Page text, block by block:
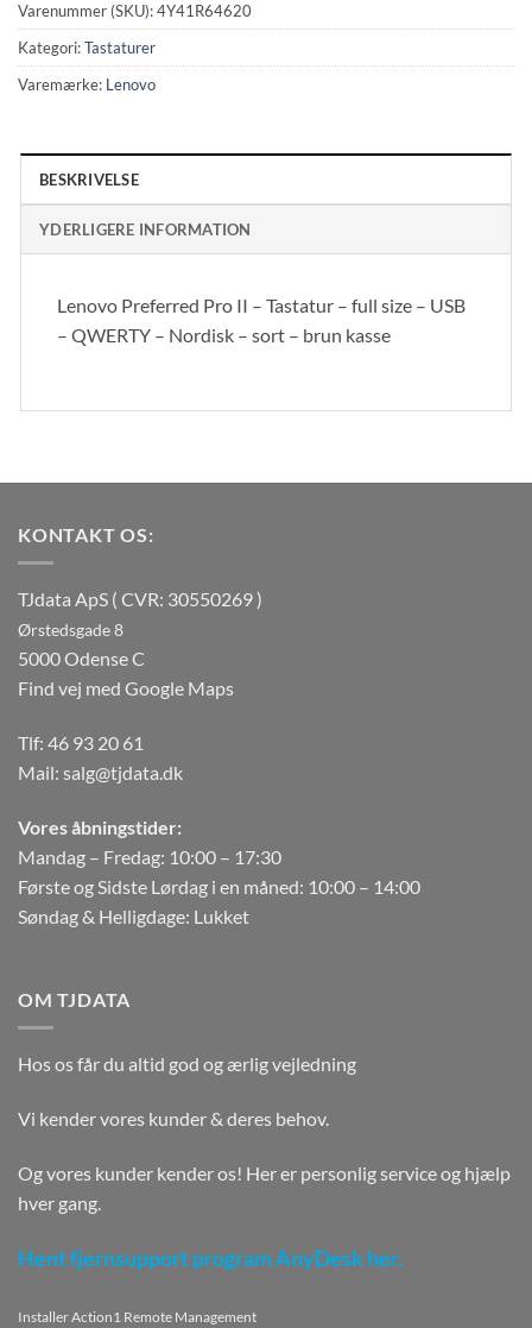
Varenummer (SKU):4Y41R64620
Kategori:Tastaturer
Varemærke: Lenovo
BESKRIVELSE
YDERLIGERE INFORMATION
Lenovo Preferred Pro II – Tastatur – full size – USB
– QWERTY – Nordisk – sort – brun kasse
KONTAKT OS:
TJdata ApS ( CVR: 30550269 )
Ørstedsgade 8
5000 Odense C
Find vej med Google Maps
Tlf: 46 93 20 61
Mail: salg@tjdata.dk
Vores åbningstider:
Mandag – Fredag: 10:00 – 17:30
Første og Sidste Lørdag i en måned: 10:00 – 14:00
Søndag & Helligdage: Lukket
OM TJDATA
Hos os får du altid god og ærlig vejledning
Vi kender vores kunder & deres behov.
Og vores kunder kender os! Her er personlig service og hjælp
hver gang.
Hent fjernsupport program AnyDesk her.
Installer Action1 Remote Management